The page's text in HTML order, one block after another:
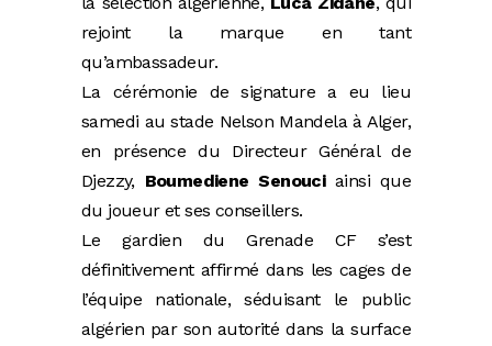
rejoint la marque en tant
qu’ambassadeur.
La cérémonie de signature a eu lieu
samedi au stade Nelson Mandela à Alger,
en présence du Directeur Général de
Djezzy, Boumediene Senouciainsi que
du joueur et ses conseillers.
Le gardien du Grenade CF s’est
définitivement affirmé dans les cages de
l’équipe nationale, séduisant le public
algérien par son autorité dans la surface